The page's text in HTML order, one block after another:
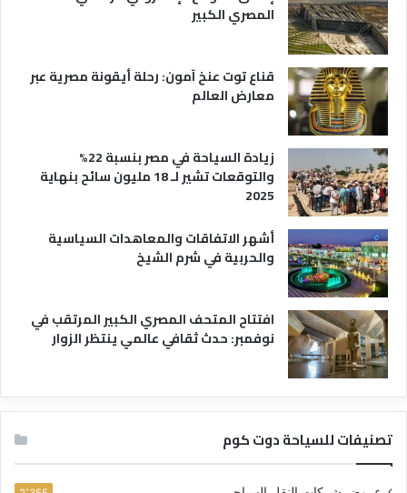
ة
المصري الكبير
قناع توت عنخ آمون: رحلة أيقونة مصرية عبر
معارض العالم
زيادة السياحة في مصر بنسبة 22%
والتوقعات تشير لـ 18 مليون سائح بنهاية
2025
أشهر الاتفاقات والمعاهدات السياسية
والحربية في شرم الشيخ
افتتاح المتحف المصري الكبير المرتقب في
نوفمبر: حدث ثقافي عالمي ينتظر الزوار
تصنيفات للسياحة دوت كوم